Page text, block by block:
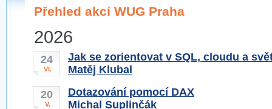
praha@wug.cz
Přehled akcí WUG Praha
2026
24
VI.
Jak se zorientovat v SQL, cloudu a
Matěj Klubal
20
V.
Dotazování pomocí DAX
Michal Suplinčák